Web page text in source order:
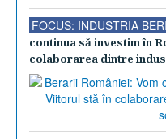
FOCUS: INDUSTRIA
continua să investim în
colaborarea dintre